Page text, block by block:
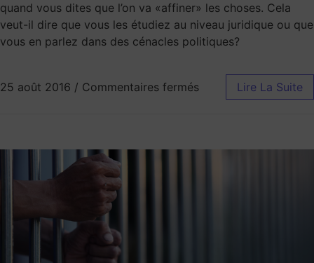
quand vous dites que l’on va «affiner» les choses. Cela
veut-il dire que vous les étudiez au niveau juridique ou que
vous en parlez dans des cénacles politiques?
25 août 2016 / Commentaires fermés Lire La Suite